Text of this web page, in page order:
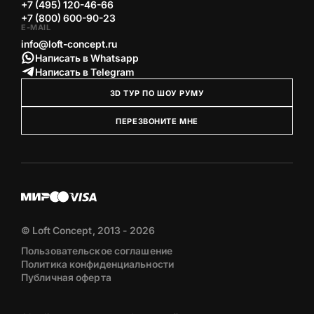
+7 (495) 120-46-66
+7 (800) 600-90-23
E-MAIL
info@loft-concept.ru
Написать в Whatsapp
Написать в Telegram
3D ТУР ПО ШОУ РУМУ
ПЕРЕЗВОНИТЕ МНЕ
© Loft Concept, 2013 - 2026
Пользовательское соглашение
Политика конфиденциальности
Публичная оферта